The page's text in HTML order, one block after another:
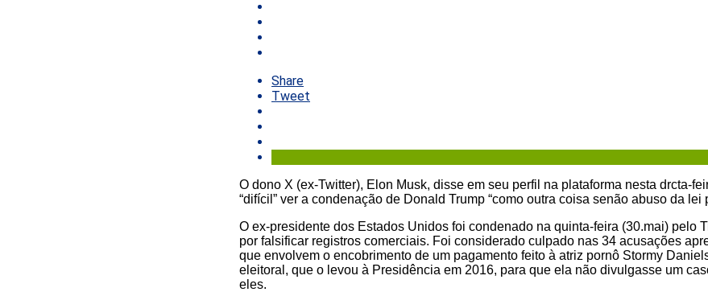
Share
Tweet
O dono X (ex-Twitter), Elon Musk, disse em seu perfil na plataforma nesta drcta-
“difícil” ver a condenação de Donald Trump “como outra coisa senão abuso da lei
O ex-presidente dos Estados Unidos foi condenado na quinta-feira (30.mai) pelo
por falsificar registros comerciais. Foi considerado culpado nas 34 acusações
que envolvem o encobrimento de um pagamento feito à atriz pornô Stormy
eleitoral, que o levou à Presidência em 2016, para que ela não divulgasse um
eles.